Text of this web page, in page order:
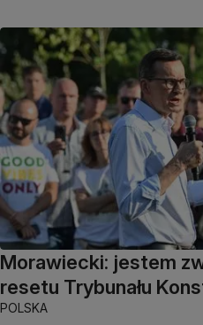
Morawiecki: jestem
resetu Trybunału
POLSKA